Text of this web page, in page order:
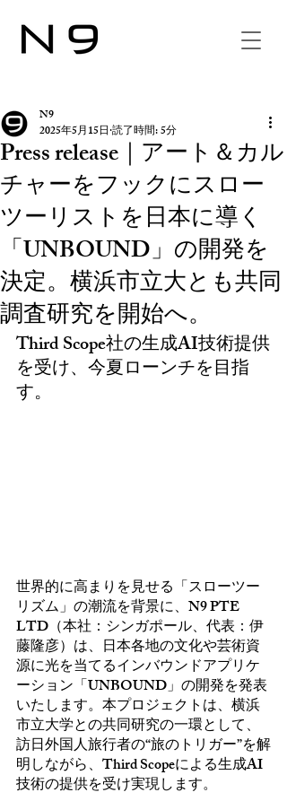
Press release｜アート＆カル
チャーをフックにスロー
ツーリストを日本に導く
「UNBOUND」の開発を
決定。横浜市立大とも共同
調査研究を開始へ。
N9
2025年5月15日 読了時間: 5分
Third Scope社の生成AI技術提供
を受け、今夏ローンチを目指
す。
世界的に高まりを見せる「スローツー
リズム」の潮流を背景に、N9 PTE
LTD（本社：シンガポール、代表：伊
藤隆彦）は、日本各地の文化や芸術資
源に光を当てるインバウンドアプリケ
ーション「UNBOUND」の開発を発表
いたします。本プロジェクトは、横浜
市立大学との共同研究の一環として、
訪日外国人旅行者の“旅のトリガー”を解
明しながら、Third Scopeによる生成AI
技術の提供を受け実現します。